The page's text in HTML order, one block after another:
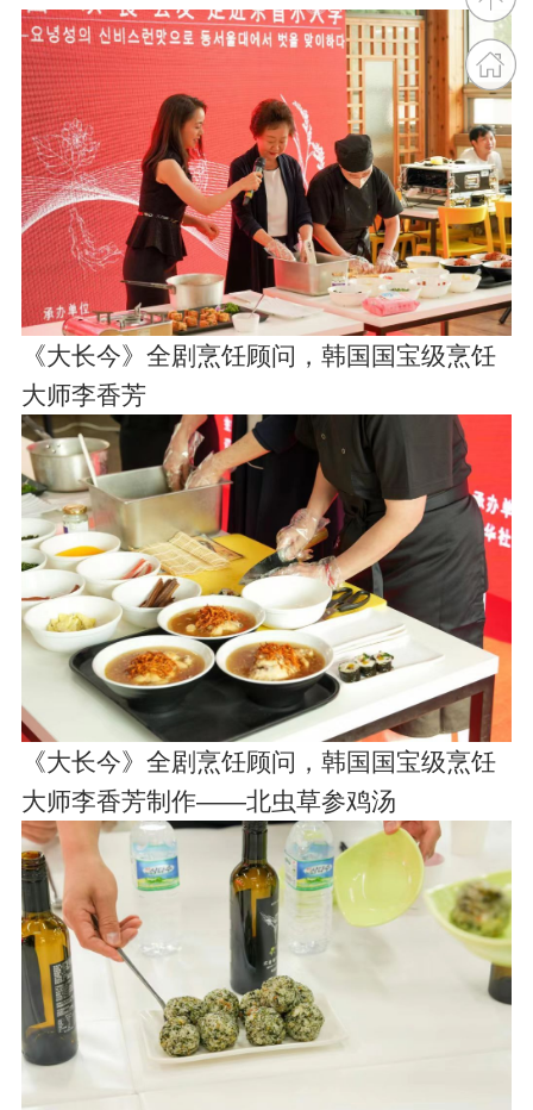
《大长今》全剧烹饪顾问，韩国国宝级烹饪
大师李香芳
《大长今》全剧烹饪顾问，韩国国宝级烹饪
大师李香芳制作——北虫草参鸡汤